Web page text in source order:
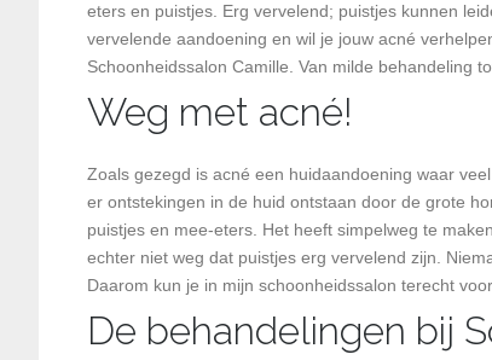
eters en puistjes. Erg vervelend; puistjes kunnen
vervelende aandoening en wil je jouw acné
Schoonheidssalon Camille. Van milde behandeling
Weg met acné!
Zoals gezegd is acné een huidaandoening waar
er ontstekingen in de huid ontstaan door de grote
puistjes en mee-eters. Het heeft simpelweg te
echter niet weg dat puistjes erg vervelend zijn.
Daarom kun je in mijn schoonheidssalon terecht voor
De behandelingen bij